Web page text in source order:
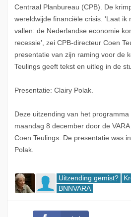
Centraal Planbureau (CPB). De
wereldwijde financiële crisis. 'Laat ik
vallen: de Nederlandse economie
recessie', zei CPB-directeur Coen
presentatie van zijn raming voor de
Teulings geeft tekst en uitleg in de
Presentatie: Clairy Polak.
Deze uitzending van het
maandag 8 december door de
Coen Teulings. De presentatie was
Polak.
Uitzending gemist?
BNNVARA